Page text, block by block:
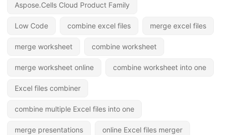
Aspose.Cells Cloud Product Family
Low Code combine excel files merge excel files
merge worksheet combine worksheet
merge worksheet online combine worksheet into one
Excel files combiner
combine multiple Excel files into one
merge presentations online Excel files merger